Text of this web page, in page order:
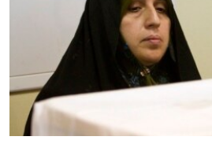
ВСЕ ЗА ДЕНЬ
СПЕЦПРОЕКТИ
ДЕПОРТАЦІЯ
ВІДЕОУРОКИ «ELIFBE»
СВІДЧЕННЯ ОКУПАЦІЇ
ЯК ОБІЙТИ БЛОКУВАННЯ
Русский
Qırımtatar